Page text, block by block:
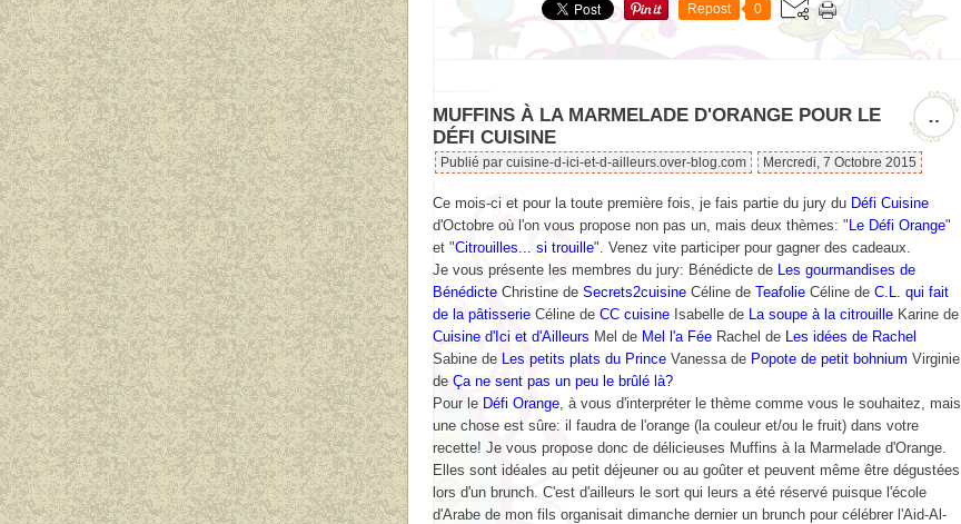
Repost 0
…
MUFFINS À LA MARMELADE D'ORANGE POUR LE
DÉFI CUISINE
Publié par cuisine-d-ici-et-d-ailleurs.over-blog.com Mercredi, 7 Octobre 2015
Ce mois-ci et pour la toute première fois, je fais partie du jury du Défi Cuisine
d'Octobre où l'on vous propose non pas un, mais deux thèmes: " Le Défi Orange"
et "Citrouilles... si trouille". Venez vite participer pour gagner des cadeaux.
Je vous présente les membres du jury: Bénédicte de Les gourmandises de
Bénédicte Christine de Secrets2cuisine Céline de Teafolie Céline de C.L. qui fait
de la pâtisserie Céline de CC cuisine Isabelle de La soupe à la citrouille Karine de
Cuisine d'Ici et d'Ailleurs Mel de Mel l'a Fée Rachel de Les idées de Rachel
Sabine de Les petits plats du Prince Vanessa de Popote de petit bohnium Virginie
deÇa ne sent pas un peu le brûlé là?
Pour le Défi Orange, à vous d'interpréter le thème comme vous le souhaitez, mais
une chose est sûre: il faudra de l'orange (la couleur et/ou le fruit) dans votre
recette! Je vous propose donc de délicieuses Muffins à la Marmelade d'Orange.
Elles sont idéales au petit déjeuner ou au goûter et peuvent même être dégustées
lors d'un brunch. C'est d'ailleurs le sort qui leurs a été réservé puisque l'école
d'Arabe de mon fils organisait dimanche dernier un brunch pour célébrer l'Aid-Al-